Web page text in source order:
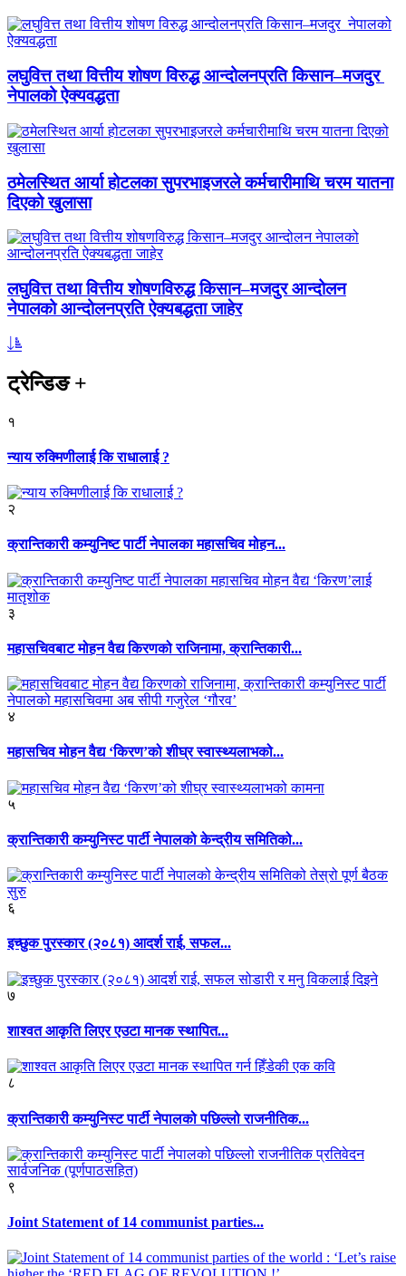
लघुवित्त तथा वित्तीय शोषण विरुद्ध आन्दोलनप्रति किसान–मजदुर
नेपालको ऐक्यवद्धता
ठमेलस्थित आर्या होटलका सुपरभाइजरले कर्मचारीमाथि चरम यातना
दिएको खुलासा
लघुवित्त तथा वित्तीय शोषणविरुद्ध किसान–मजदुर आन्दोलन
नेपालको आन्दोलनप्रति ऐक्यबद्धता जाहेर
ट्रेन्डिङ+
१
न्याय रुक्मिणीलाई कि राधालाई ?
२
क्रान्तिकारी कम्युनिष्ट पार्टी नेपालका महासचिव मोहन...
३
महासचिवबाट मोहन वैद्य किरणको राजिनामा, क्रान्तिकारी...
४
महासचिव मोहन वैद्य ‘किरण’को शीघ्र स्वास्थ्यलाभको...
५
क्रान्तिकारी कम्युनिस्ट पार्टी नेपालको केन्द्रीय समितिको...
६
इच्छुक पुरस्कार (२०८१) आदर्श राई, सफल...
७
शाश्वत आकृति लिएर एउटा मानक स्थापित...
८
क्रान्तिकारी कम्युनिस्ट पार्टी नेपालको पछिल्लो राजनीतिक...
९
Joint Statement of 14 communist parties...